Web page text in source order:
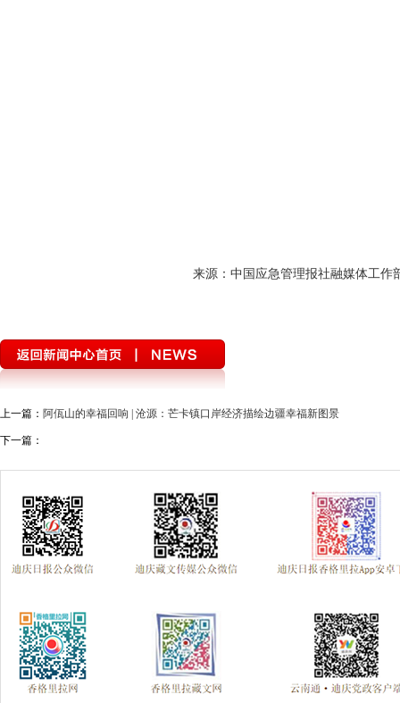
来源：中国应急管理报社融媒体工作
上一篇： 阿佤山的幸福回响 | 沧源：芒卡镇口岸经济描绘边疆幸福新图景
下一篇：